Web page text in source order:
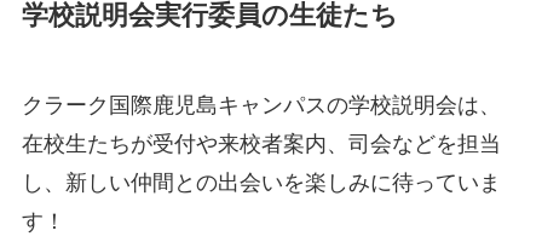
学校説明会実行委員の生徒たち
クラーク国際鹿児島キャンパスの学校説明会は、
在校生たちが受付や来校者案内、司会などを担当
し、新しい仲間との出会いを楽しみに待っていま
す！